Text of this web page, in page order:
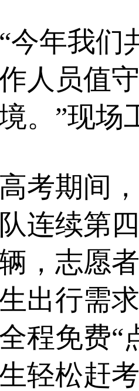
我们共
人员值
。”现场
期间，
连续第
，志愿
出行需
程免费“
轻松赶